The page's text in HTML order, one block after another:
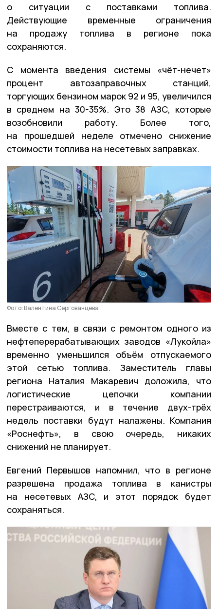
о ситуации с поставками топлива.
Действующие временные ограничения
на продажу топлива в регионе пока
сохраняются.
С момента введения системы «чёт-нечет»
процент автозаправочных станций,
торгующих бензином марок 92 и 95, увеличился
в среднем на 30-35%. Это 38 АЗС, которые
возобновили работу. Более того,
на прошедшей неделе отмечено снижение
стоимости топлива на несетевых заправках.
Фото: Валентина Сергованцева
Вместе с тем, в связи с ремонтом одного из
нефтеперерабатывающих заводов «Лукойла»
временно уменьшился объём отпускаемого
этой сетью топлива. Заместитель главы
региона Наталия Макаревич доложила, что
логистические цепочки компании
перестраиваются, и в течение двух-трёх
недель поставки будут налажены. Компания
«Роснефть», в свою очередь, никаких
снижений не планирует.
Евгений Первышов напомнил, что в регионе
разрешена продажа топлива в канистры
на несетевых АЗС, и этот порядок будет
сохраняться.